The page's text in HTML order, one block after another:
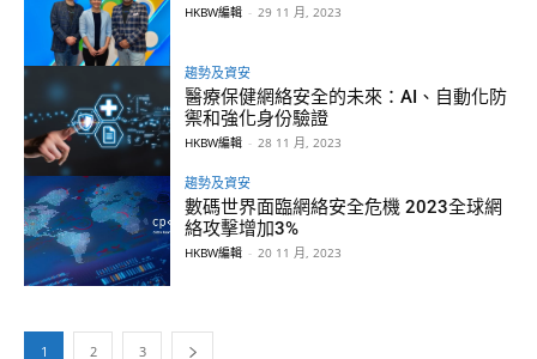
HKBW編輯 - 29 11 月, 2023
趨勢及資安
醫療保健網絡安全的未來：AI、自動化防
禦和強化身份驗證
HKBW編輯 - 28 11 月, 2023
趨勢及資安
數碼世界面臨網絡安全危機 2023全球網
絡攻擊增加3%
HKBW編輯 - 20 11 月, 2023
1 2 3